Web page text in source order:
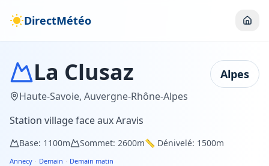
DirectMétéo
La Clusaz
Haute-Savoie, Auvergne-Rhône-Alpes
Alpes
Station village face aux Aravis
Base: 1100m Sommet: 2600m📏 Dénivelé: 1500m
Annecy · Demain · Demain matin